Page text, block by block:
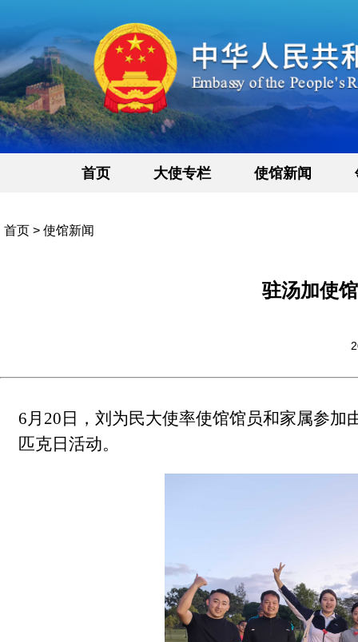
首页 大使专栏 使馆新闻
首页 > 使馆新闻
驻汤加使
6月20日， 刘为民大使率使馆馆员和家属参加
匹克日活动。